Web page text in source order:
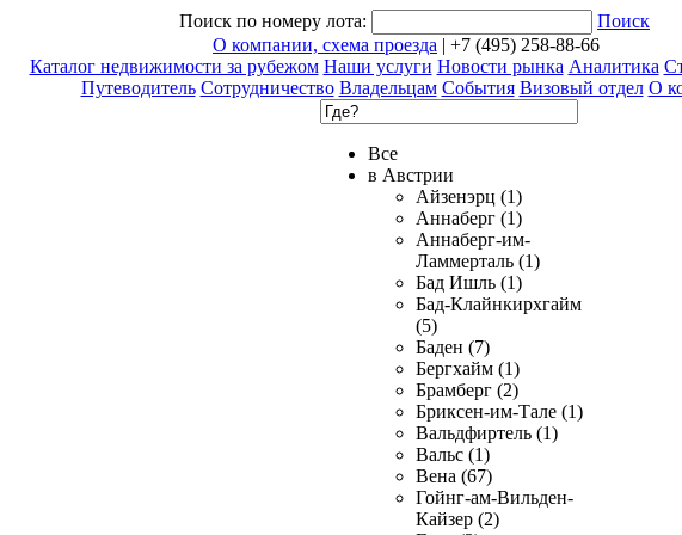
Поиск по номеру лота:
Поиск
О компании, схема проезда | +7 (495) 258-88-66
Каталог недвижимости за рубежом Наши услуги Новости рынка Аналитика
Путеводитель Сотрудничество Владельцам События Визовый отдел О
Все
в Австрии
Айзенэрц (1)
Аннаберг (1)
Аннаберг-им-
Ламмерталь (1)
Бад Ишль (1)
Бад-Клайнкирхгайм
(5)
Баден (7)
Бергхайм (1)
Брамберг (2)
Бриксен-им-Тале (1)
Вальдфиртель (1)
Вальс (1)
Вена (67)
Гойнг-ам-Вильден-
Кайзер (2)